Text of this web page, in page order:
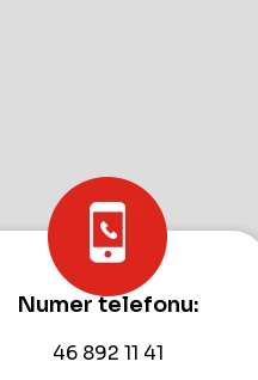
Numer telefonu:
46 892 11 41